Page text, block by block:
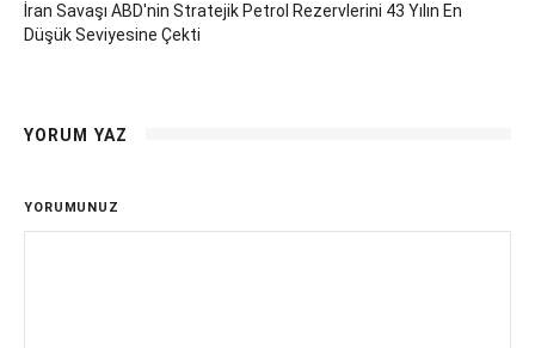
İran Savaşı ABD'nin Stratejik Petrol Rezervlerini 43 Yılın En
Düşük Seviyesine Çekti
YORUM YAZ
YORUMUNUZ